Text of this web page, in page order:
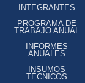
INTEGRANTES
PROGRAMA DE
TRABAJO ANUAL
INFORMES
ANUALES
INSUMOS
TÉCNICOS